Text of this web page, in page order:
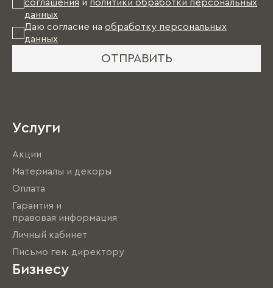
соглашения и политики обработки персональных
данных
Даю согласие на обработку персональных
данных
ОТПРАВИТЬ
Услуги
Акции
Материалы и декоры
Оплата
Гарантия и
правовая информация
Личный кабинет
Письмо ген. директору
Бизнесу